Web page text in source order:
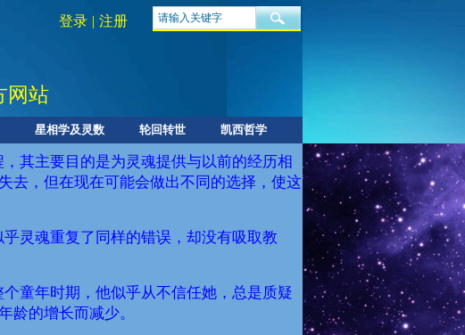
网站
登录 | 注册
星相学及灵数 轮回转世 凯西哲学
其主要目的是为灵魂提供与以前的经历相
去，但在现在可能会做出不同的选择，使这
灵魂重复了同样的错误，却没有吸取教
童年时期，他似乎从不信任她，总是质疑
龄的增长而减少。